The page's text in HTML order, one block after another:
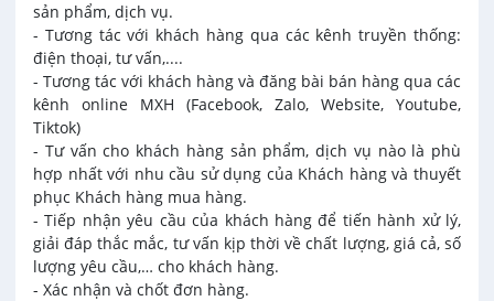
sản phẩm, dịch vụ.
- Tương tác với khách hàng qua các kênh truyền thống:
điện thoại, tư vấn,....
- Tương tác với khách hàng và đăng bài bán hàng qua các
kênh online MXH (Facebook, Zalo, Website, Youtube,
Tiktok)
- Tư vấn cho khách hàng sản phẩm, dịch vụ nào là phù
hợp nhất với nhu cầu sử dụng của Khách hàng và thuyết
phục Khách hàng mua hàng.
- Tiếp nhận yêu cầu của khách hàng để tiến hành xử lý,
giải đáp thắc mắc, tư vấn kịp thời về chất lượng, giá cả, số
lượng yêu cầu,… cho khách hàng.
- Xác nhận và chốt đơn hàng.